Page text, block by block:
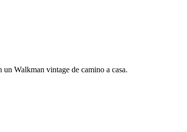
un Walkman vintage de camino a casa.